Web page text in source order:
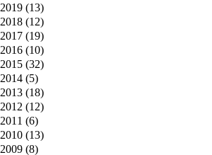
2019 (13)
2018 (12)
2017 (19)
2016 (10)
2015 (32)
2014 (5)
2013 (18)
2012 (12)
2011 (6)
2010 (13)
2009 (8)